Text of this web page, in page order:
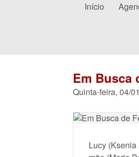
Início
Em Busca
Quinta-feira, 04/
Lucy